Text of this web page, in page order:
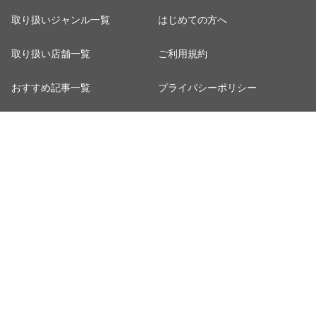
取り扱いジャンル一覧
取り扱い店舗一覧
おすすめ記事一覧
はじめての方へ
ご利用規約
プライバシーポリシー